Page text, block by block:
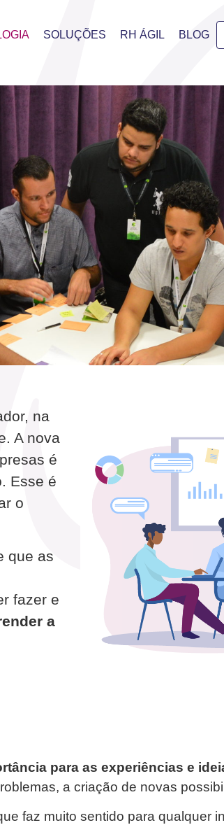
SOLUÇÕES RH ÁGIL BLOG
na
A nova
é
Esse é
o
que as
fazer e
a
para as experiências e
a criação de novas
faz muito sentido para qualquer